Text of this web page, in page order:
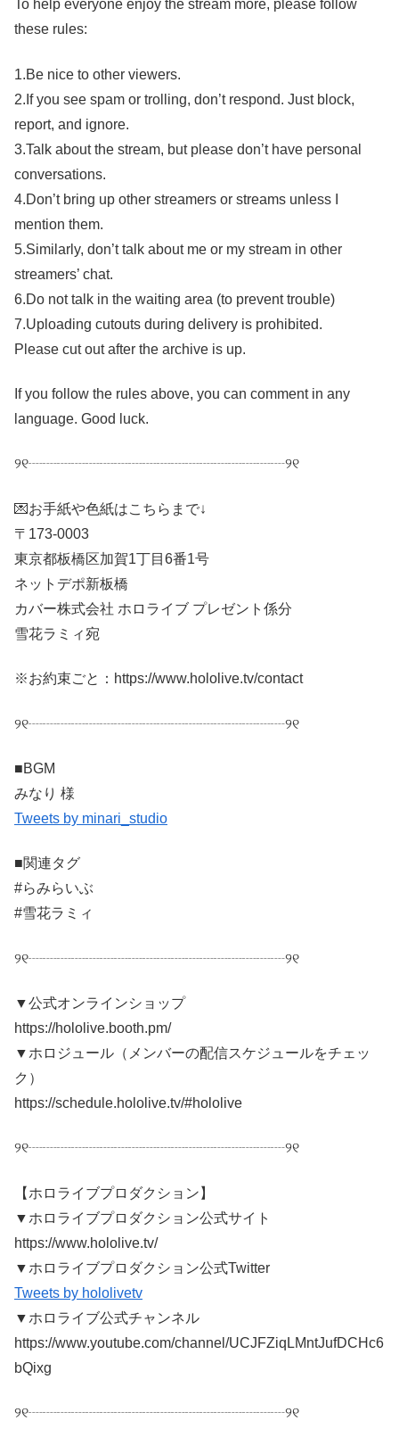
To help everyone enjoy the stream more, please follow
these rules:
1.Be nice to other viewers.
2.If you see spam or trolling, don’t respond. Just block,
report, and ignore.
3.Talk about the stream, but please don’t have personal
conversations.
4.Don’t bring up other streamers or streams unless I
mention them.
5.Similarly, don’t talk about me or my stream in other
streamers’ chat.
6.Do not talk in the waiting area (to prevent trouble)
7.Uploading cutouts during delivery is prohibited.
Please cut out after the archive is up.
If you follow the rules above, you can comment in any
language. Good luck.
୨୧┈┈┈┈┈┈┈┈┈┈┈┈┈┈┈┈┈┈୨୧
💌お手紙や色紙はこちらまで↓
〒173-0003
東京都板橋区加賀1丁目6番1号
ネットデポ新板橋
カバー株式会社 ホロライブ プレゼント係分
雪花ラミィ宛
※お約束ごと：https://www.hololive.tv/contact
୨୧┈┈┈┈┈┈┈┈┈┈┈┈┈┈┈┈┈┈୨୧
■BGM
みなり 様
Tweets by minari_studio
■関連タグ
#らみらいぶ
#雪花ラミィ
୨୧┈┈┈┈┈┈┈┈┈┈┈┈┈┈┈┈┈┈୨୧
▼公式オンラインショップ
https://hololive.booth.pm/
▼ホロジュール（メンバーの配信スケジュールをチェッ
ク）
https://schedule.hololive.tv/#hololive
୨୧┈┈┈┈┈┈┈┈┈┈┈┈┈┈┈┈┈┈୨୧
【ホロライブプロダクション】
▼ホロライブプロダクション公式サイト
https://www.hololive.tv/
▼ホロライブプロダクション公式Twitter
Tweets by hololivetv
▼ホロライブ公式チャンネル
https://www.youtube.com/channel/UCJFZiqLMntJufDCHc6
bQixg
୨୧┈┈┈┈┈┈┈┈┈┈┈┈┈┈┈┈┈┈୨୧